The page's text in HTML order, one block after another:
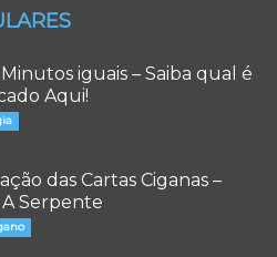
iguais – Saiba qual é
Aqui!
das Cartas Ciganas –
A Serpente